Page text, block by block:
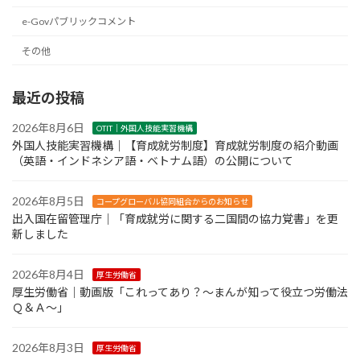
e-Govパブリックコメント
その他
最近の投稿
2026年8月6日 OTIT｜外国人技能実習機構
外国人技能実習機構｜【育成就労制度】育成就労制度の紹介動画
（英語・インドネシア語・ベトナム語）の公開について
2026年8月5日 コープグローバル協同組合からのお知らせ
出入国在留管理庁｜「育成就労に関する二国間の協力覚書」を更
新しました
2026年8月4日 厚生労働省
厚生労働省｜動画版「これってあり？～まんが知って役立つ労働法
Ｑ＆Ａ～」
2026年8月3日 厚生労働省